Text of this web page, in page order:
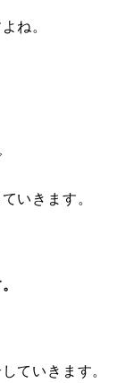
ね。
いきます。
ていきます。